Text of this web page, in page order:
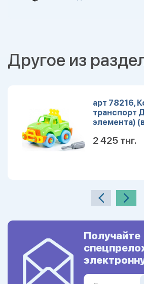
Другое из
арт 78216,
транспорт
элемента)
2 425 тнг.
Получайте